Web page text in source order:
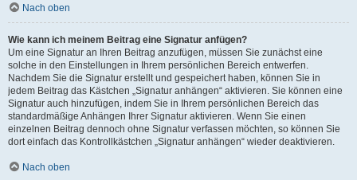
Nach oben
Wie kann ich meinem Beitrag eine Signatur anfügen?
Um eine Signatur an Ihren Beitrag anzufügen, müssen Sie zunächst eine
solche in den Einstellungen in Ihrem persönlichen Bereich entwerfen.
Nachdem Sie die Signatur erstellt und gespeichert haben, können Sie in
jedem Beitrag das Kästchen „Signatur anhängen“ aktivieren. Sie können eine
Signatur auch hinzufügen, indem Sie in Ihrem persönlichen Bereich das
standardmäßige Anhängen Ihrer Signatur aktivieren. Wenn Sie einen
einzelnen Beitrag dennoch ohne Signatur verfassen möchten, so können Sie
dort einfach das Kontrollkästchen „Signatur anhängen“ wieder deaktivieren.
Nach oben